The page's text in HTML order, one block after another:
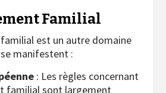
Familial
est un autre domaine
manifestent :
: Les règles concernant
familial sont largement